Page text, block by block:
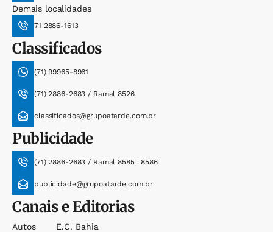
Demais localidades
71 2886-1613
Classificados
(71) 99965-8961
(71) 2886-2683 / Ramal 8526
classificados@grupoatarde.com.br
Publicidade
(71) 2886-2683 / Ramal 8585 | 8586
publicidade@grupoatarde.com.br
Canais e Editorias
Autos
E.c. Bahia